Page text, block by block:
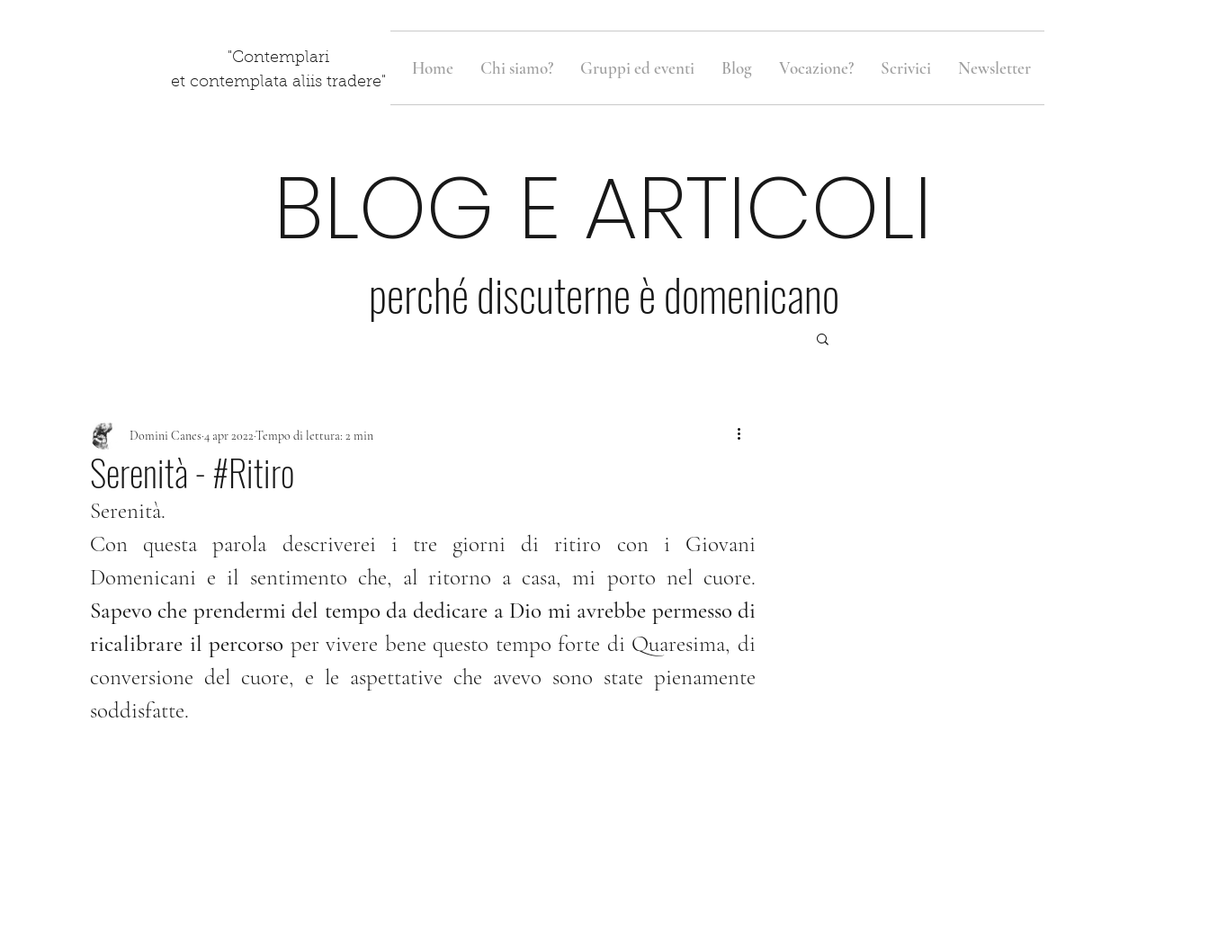
"Contemplari
et contemplata aliis tradere"
Home Chi siamo? Gruppi ed eventi Blog Vocazione? Scrivici Newsletter
BLOG E ARTICOLI
perché discuterne è domenicano
Serenità - #Ritiro
Domini Canes 4 apr 2022Tempo di lettura: 2 min
Serenità.
Con questa parola descriverei i tre giorni di ritiro con i Giovani
Sapevo che prendermi del tempo da dedicare a Dio mi avrebbe permesso di
ricalibrare il percorso per vivere bene questo tempo forte di Quaresima, di
conversione del cuore, e le aspettative che avevo sono state pienamente
soddisfatte.